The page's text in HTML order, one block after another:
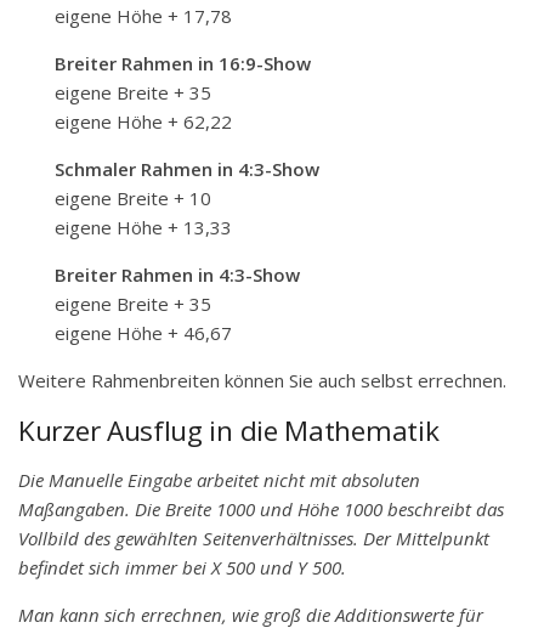
eigene Höhe + 17,78
Breiter Rahmen in 16:9-Show
eigene Breite + 35
eigene Höhe + 62,22
Schmaler Rahmen in 4:3-Show
eigene Breite + 10
eigene Höhe + 13,33
Breiter Rahmen in 4:3-Show
eigene Breite + 35
eigene Höhe + 46,67
Weitere Rahmenbreiten können Sie auch selbst errechnen.
Kurzer Ausflug in die Mathematik
Die Manuelle Eingabe arbeitet nicht mit absoluten
Maßangaben. Die Breite 1000 und Höhe 1000 beschreibt das
Vollbild des gewählten Seitenverhältnisses. Der Mittelpunkt
befindet sich immer bei X 500 und Y 500.
Man kann sich errechnen, wie groß die Additionswerte für